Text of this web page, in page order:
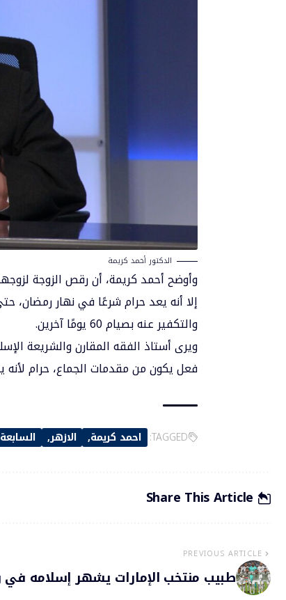
الدكتور أحمد كريمة
وأوضح أحمد كريمة، أن رقص الزوجة
إلا أنه يعد حرام شرعًا في نهار رمضان،
والتكفير عنه بصيام 60 يومًا آخرين.
ويرى أستاذ الفقه المقارن والشريعة
فعل يكون من مقدمات الجماع، حرام لأنه
TAGGED: احمد كريمة الازهر
Share This Article
PREVIOUS ARTICLE
طبيب منتخب الإمارات يشهر إسلامه